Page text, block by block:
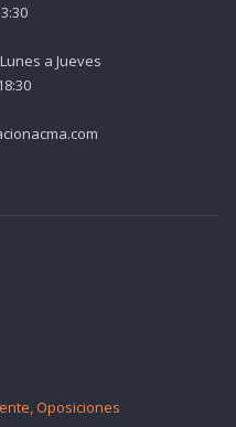
a Jueves
Oposiciones